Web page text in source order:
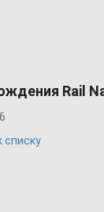
Rail
списку